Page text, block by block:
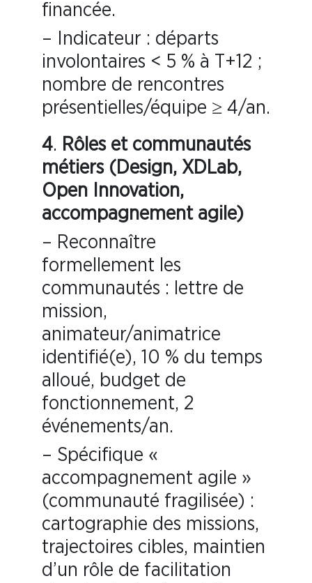
financée.
– Indicateur : départs
involontaires < 5 % à T+12 ;
nombre de rencontres
présentielles/équipe ≥ 4/an.
4. Rôles et communautés
métiers (Design, XDLab,
Open Innovation,
accompagnement agile)
– Reconnaître
formellement les
communautés : lettre de
mission,
animateur/animatrice
identifié(e), 10 % du temps
alloué, budget de
fonctionnement, 2
événements/an.
– Spécifique «
accompagnement agile »
(communauté fragilisée) :
cartographie des missions,
trajectoires cibles, maintien
d’un rôle de facilitation